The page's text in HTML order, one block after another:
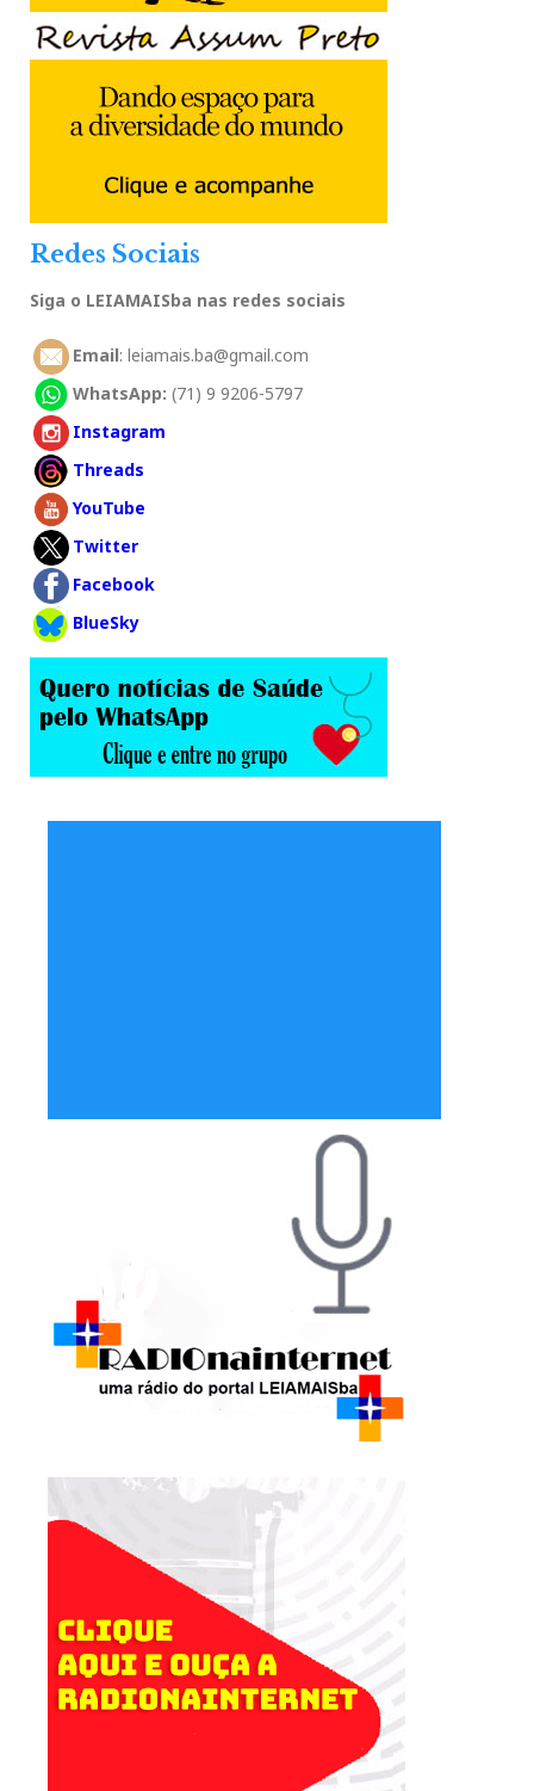
Redes Sociais
Siga o LEIAMAISba nas redes sociais
Email: leiamais.ba@gmail.com
WhatsApp: (71) 9 9206-5797
Instagram
Threads
YouTube
Twitter
Facebook
BlueSky